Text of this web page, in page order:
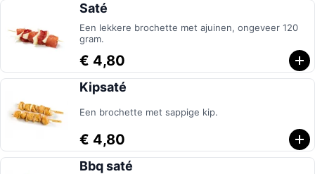
Saté
Een lekkere brochette met ajuinen, ongeveer 120
gram.
€ 4,80
Kipsaté
Een brochette met sappige kip.
€ 4,80
Bbq saté